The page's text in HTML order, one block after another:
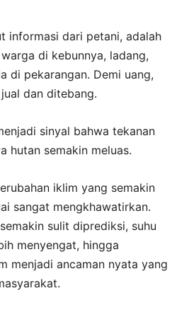
informasi dari petani, adalah
di kebunnya, ladang,
di pekarangan. Demi uang,
dan ditebang.
sinyal bahwa tekanan
hutan semakin meluas.
iklim yang semakin
sangat mengkhawatirkan.
sulit diprediksi, suhu
menyengat, hingga
menjadi ancaman nyata yang